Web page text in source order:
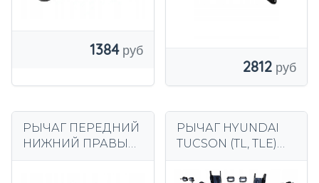
1384
2812
РЫЧАГ ПЕРЕДНИЙ
НИЖНИЙ ПРАВЫЙ
РЫЧАГ HYUNDAI
TUCSON (TL, TLE)
QL QLE 15r- 4WD